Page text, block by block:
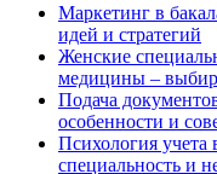
Маркетинг в
идей и стратегий
Женские
медицины –
Подача
особенности и
Психология учета
специальность и